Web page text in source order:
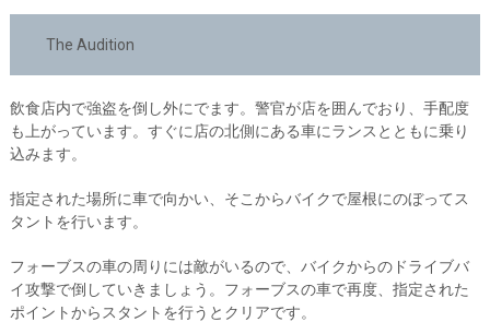
The Audition
飲食店内で強盗を倒し外にでます。警官が店を囲んでおり、手配度
も上がっています。すぐに店の北側にある車にランスとともに乗り
込みます。
指定された場所に車で向かい、そこからバイクで屋根にのぼってス
タントを行います。
フォーブスの車の周りには敵がいるので、バイクからのドライブバ
イ攻撃で倒していきましょう。フォーブスの車で再度、指定された
ポイントからスタントを行うとクリアです。